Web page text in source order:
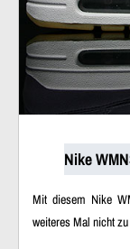
Nike
Mit diesem Nike
weiteres Mal nicht